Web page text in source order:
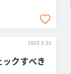
クすべき
2023.2.22